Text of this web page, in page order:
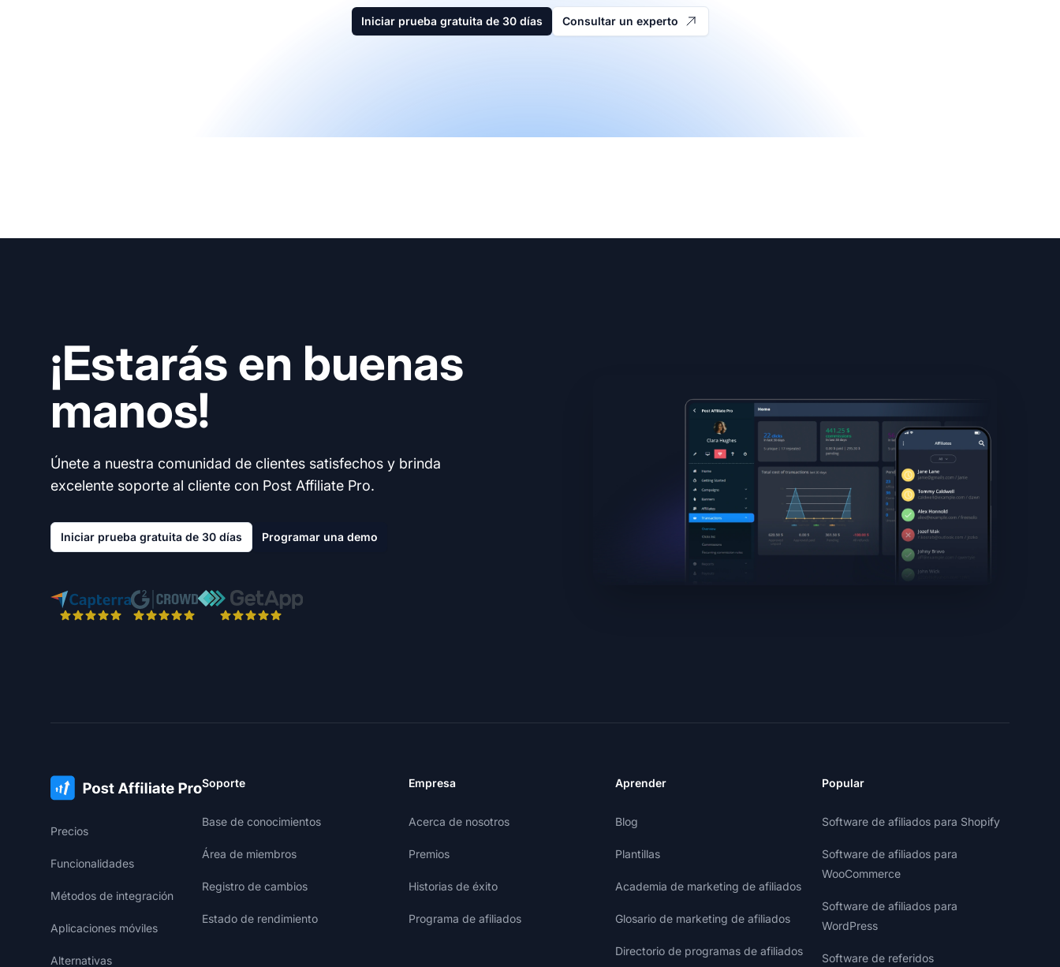
Iniciar prueba gratuita de 30 días Consultar un experto
¡Estarás en buenas
manos!
Únete a nuestra comunidad de clientes satisfechos y brinda
excelente soporte al cliente con Post Affiliate Pro.
Iniciar prueba gratuita de 30 días Programar una demo
Precios
Funcionalidades
Métodos de integración
Aplicaciones móviles
Alternativas
Soporte
Base de conocimientos
Área de miembros
Registro de cambios
Estado de rendimiento
Empresa
Acerca de nosotros
Premios
Historias de éxito
Programa de afiliados
Aprender
Blog
Plantillas
Academia de marketing de afiliados
Glosario de marketing de afiliados
Directorio de programas de afiliados
Popular
Software de afiliados para Shopify
Software de afiliados para
WooCommerce
Software de afiliados para
WordPress
Software de referidos